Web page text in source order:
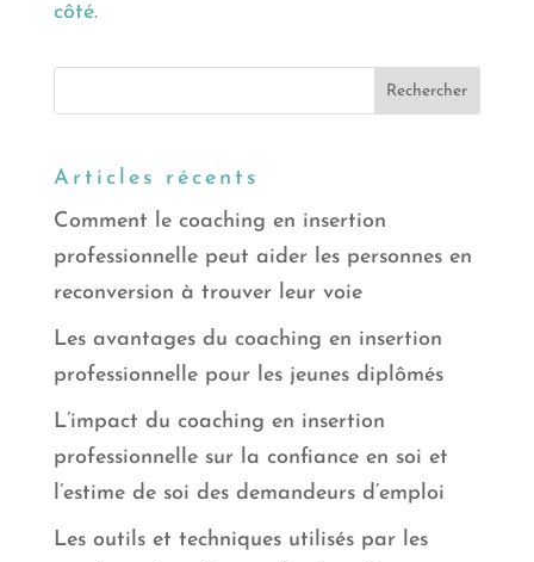
côté.
Articles récents
Comment le coaching en insertion
professionnelle peut aider les personnes en
reconversion à trouver leur voie
Les avantages du coaching en insertion
professionnelle pour les jeunes diplômés
L’impact du coaching en insertion
professionnelle sur la confiance en soi et
l’estime de soi des demandeurs d’emploi
Les outils et techniques utilisés par les